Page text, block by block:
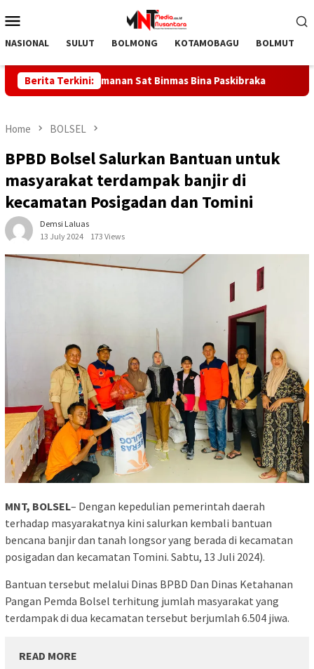
to
Menu
NASIONAL SULUT BOLMONG KOTAMOBAGU BOLMUT
Berita Terkini:
Pelopor Keamanan Sat Binmas Bina Paskibraka
Home BOLSEL
BPBD Bolsel Salurkan Bantuan untuk
masyarakat terdampak banjir di
kecamatan Posigadan dan Tomini
Demsi Laluas
13 July 2024
173 Views
MNT, BOLSEL– Dengan kepedulian pemerintah daerah
terhadap masyarakatnya kini salurkan kembali bantuan
bencana banjir dan tanah longsor yang berada di kecamatan
posigadan dan kecamatan Tomini. Sabtu, 13 Juli 2024).
Bantuan tersebut melalui Dinas BPBD Dan Dinas Ketahanan
Pangan Pemda Bolsel terhitung jumlah masyarakat yang
terdampak di dua kecamatan tersebut berjumlah 6.504 jiwa.
READ MORE